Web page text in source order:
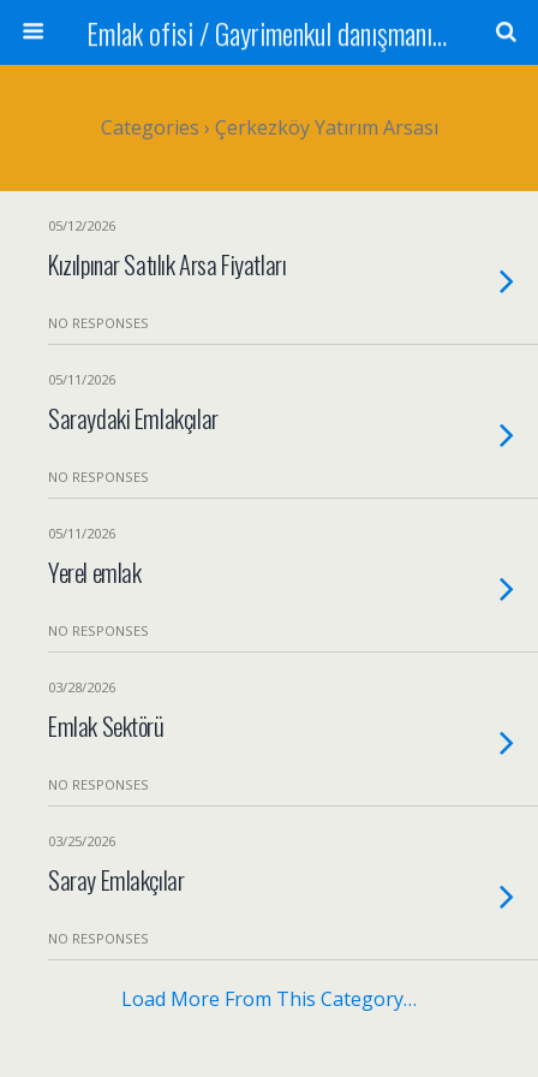
Emlak ofisi / Gayrimenkul danışmanı Satılık daire / Kiralık daire Satılık arsa / Tarla Satılık dükkan / Mağaza Devren satılık işyeri Depo ve antrepo Yatırım: Yatırımlık arsa
Categories › Çerkezköy Yatırım Arsası
05/12/2026
Kızılpınar Satılık Arsa Fiyatları
NO RESPONSES
05/11/2026
Saraydaki Emlakçılar
NO RESPONSES
05/11/2026
Yerel emlak
NO RESPONSES
03/28/2026
Emlak Sektörü
NO RESPONSES
03/25/2026
Saray Emlakçılar
NO RESPONSES
Load More From This Category…